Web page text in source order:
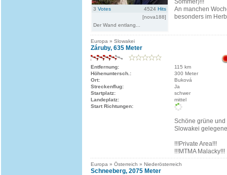
3 Votes 4524 Hits
[nova188]
Der Wand entlang...
Sommer)!!!
An manchen
besonders im
Europa » Slowakei
Záruby, 635 Meter
Entfernung:
115 km
Höhenuntersch.:
300 Meter
Ort:
Buková
Streckenflug:
Ja
Startplatz:
schwer
Landeplatz:
mittel
Start Richtungen:
Schöne grüne und
Slowakei
!!!Private Area!!!
!!!MTMA Malacky!!!
Europa » Österreich » Niederösterreich
Schneeberg, 2075 Meter